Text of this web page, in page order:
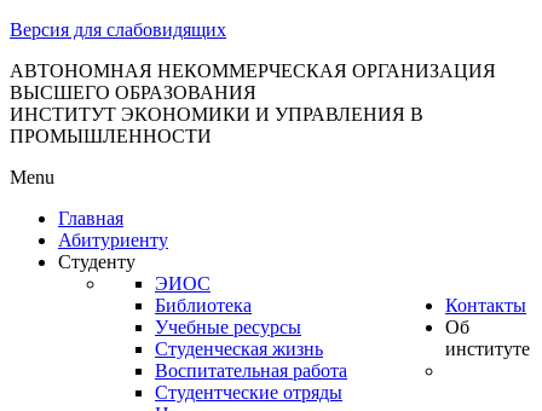
Версия для слабовидящих
АВТОНОМНАЯ НЕКОММЕРЧЕСКАЯ ОРГАНИЗАЦИЯ
ВЫСШЕГО ОБРАЗОВАНИЯ
ИНСТИТУТ ЭКОНОМИКИ И УПРАВЛЕНИЯ В
ПРОМЫШЛЕННОСТИ
Menu
Главная
Абитуриенту
Студенту
ЭИОС
Библиотека
Учебные ресурсы
Студенческая жизнь
Воспитательная работа
Студентческие отряды
Контакты
Об
институте